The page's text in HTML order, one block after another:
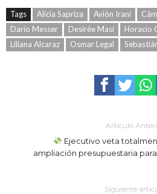
Tags Alicia Sapriza Avión Iraní
Darío Messer
Desirée Masi Horacio
Liliana Alcaraz
Osmar Legal
Artículo
Ejecutivo veta
ampliación presupuestaria
Siguiente